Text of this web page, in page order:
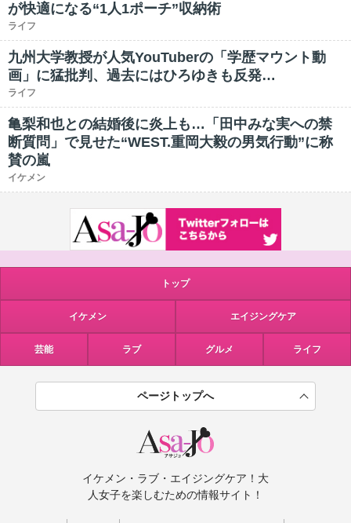
が快適になる“1人1ポーチ”収納術
ライフ
九州大学教授が人気YouTuberの「学歴マウント動
画」に猛批判、過去にはひろゆきも反発…
ライフ
亀梨和也との結婚後に炎上も…「田中みな実への禁
断質問」で見せた“WEST.重岡大毅の男気行動”に称
賛の嵐
イケメン
トップ
イケメン エイジングケア
芸能 ラブ グルメ ライフ
ページトップへ
イケメン・ラブ・エイジングケア！大
人女子を楽しむための情報サイト！